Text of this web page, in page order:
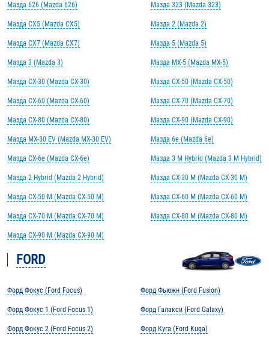
Мазда 626 (Mazda 626)
Мазда CX5 (Mazda CX5)
Мазда CX7 (Mazda CX7)
Мазда 3 (Mazda 3)
Мазда CX-30 (Mazda CX-30)
Мазда CX-60 (Mazda CX-60)
Мазда CX-80 (Mazda CX-80)
Мазда MX-30 EV (Mazda MX-30 EV)
Мазда CX-6e (Mazda CX-6e)
Мазда 2 Hybrid (Mazda 2 Hybrid)
Мазда CX-50 M (Mazda CX-50 M)
Мазда CX-70 M (Mazda CX-70 M)
Мазда CX-90 M (Mazda CX-90 M)
Мазда 323 (Mazda 323)
Мазда 2 (Mazda 2)
Мазда 5 (Mazda 5)
Мазда MX-5 (Mazda MX-5)
Мазда CX-50 (Mazda CX-50)
Мазда CX-70 (Mazda CX-70)
Мазда CX-90 (Mazda CX-90)
Мазда 6e (Mazda 6e)
Мазда 3 M Hybrid (Mazda 3 M Hybrid)
Мазда CX-30 M (Mazda CX-30 M)
Мазда CX-60 M (Mazda CX-60 M)
Мазда CX-80 M (Mazda CX-80 M)
FORD
Форд Фокус (Ford Focus)
Форд Фокус 1 (Ford Focus 1)
Форд Фокус 2 (Ford Focus 2)
Форд Фьюжн (Ford Fusion)
Форд Галакси (Ford Galaxy)
Форд Куга (Ford Kuga)